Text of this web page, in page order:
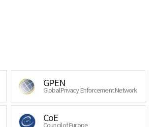
GPEN
Global Privacy Enforcement Network
CoE
Council of Europe